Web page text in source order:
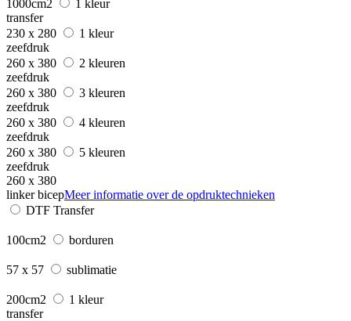
1000cm2
1 kleur
transfer
230 x 280
1 kleur
zeefdruk
260 x 380
2 kleuren
zeefdruk
260 x 380
3 kleuren
zeefdruk
260 x 380
4 kleuren
zeefdruk
260 x 380
5 kleuren
zeefdruk
260 x 380
linker bicepMeer informatie over de opdruktechnieken
DTF Transfer
100cm2 borduren
57 x 57 sublimatie
200cm2
1 kleur
transfer